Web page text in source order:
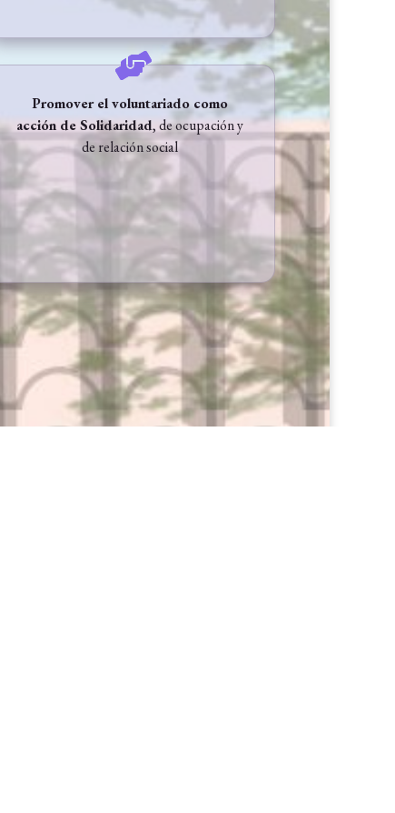
Promover el voluntariado como
acción de Solidaridad, de ocupación y
de relación social